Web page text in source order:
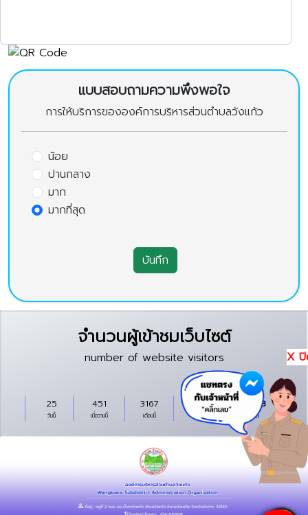
แบบสอบถามความพึงพอใจ
การให้บริการขององค์การบริหารส่วนตำบลวังแก้ว
น้อย
ปานกลาง
มาก
มากที่สุด
บันทึก
X
จำนวนผู้เข้าชมเว็บไซต์
number of website visitors
วันนี้
25
เมื่อวานนี้
451
เดือนนี้
3167 111714
ทั้งหมด
314858